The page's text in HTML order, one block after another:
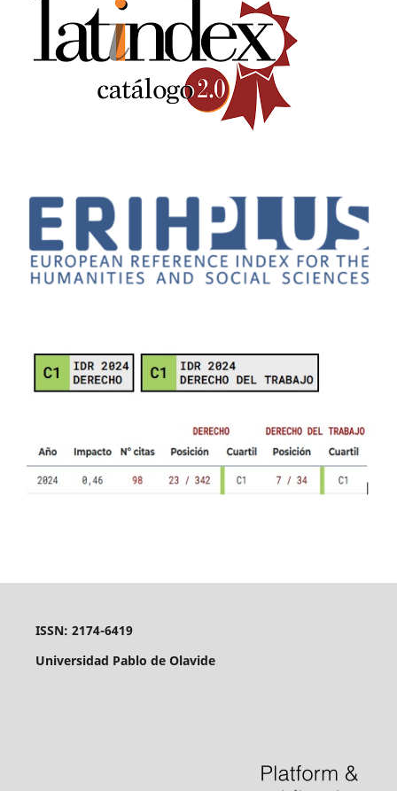
ISSN: 2174-6419
Universidad Pablo de Olavide